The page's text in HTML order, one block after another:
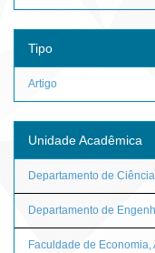
Tipo
Artigo
Unidade Acadêmica
Departamento de
Departamento de
Faculdade de Economia,